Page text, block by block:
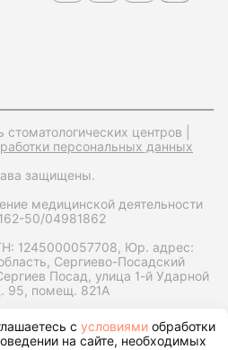
центров |
персональных данных
защищены.
медицинской деятельности
50/04981862
1245000057708, Юр. адрес:
Сергиево-Посадский
Посад, улица 1-й Ударной
95, помещ. 821А
на налоговый вычет
с условиями обработки
на сайте, необходимых